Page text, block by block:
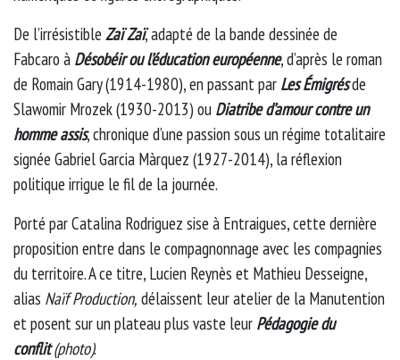
De l’irrésistible Zaï Zaï, adapté de la bande dessinée de
Fabcaro à Désobéir ou l’éducation européenne, d’après le roman
de Romain Gary (1914-1980), en passant par Les Émigrésde
Slawomir Mrozek (1930-2013) ou Diatribe d’amour contre un
homme assis, chronique d’une passion sous un régime totalitaire
signée Gabriel Garcia Màrquez (1927-2014), la réflexion
politique irrigue le fil de la journée.
Porté par Catalina Rodriguez sise à Entraigues, cette dernière
proposition entre dans le compagnonnage avec les compagnies
du territoire. A ce titre, Lucien Reynès et Mathieu Desseigne,
alias Naïf Production, délaissent leur atelier de la Manutention
et posent sur un plateau plus vaste leur Pédagogie du
conflit(photo).